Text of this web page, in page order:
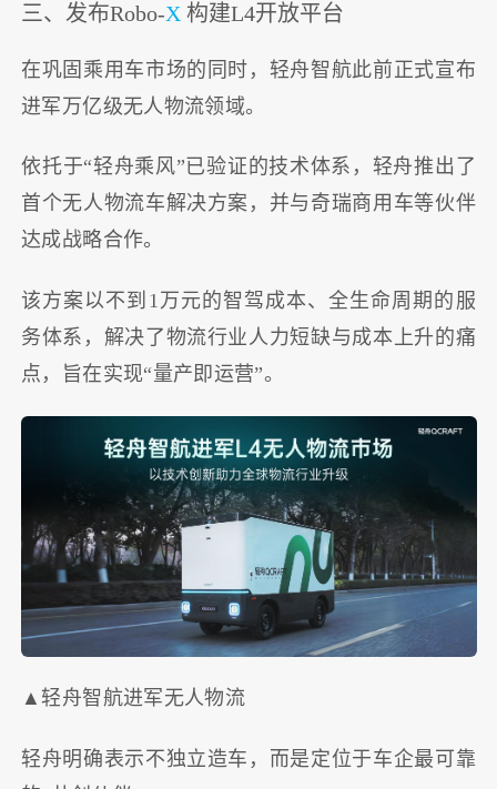
三、发布Robo-X 构建L4开放平台
在巩固乘用车市场的同时，轻舟智航此前正式宣布
进军万亿级无人物流领域。
依托于“轻舟乘风”已验证的技术体系，轻舟推出了
首个无人物流车解决方案，并与奇瑞商用车等伙伴
达成战略合作。
该方案以不到1万元的智驾成本、全生命周期的服
务体系，解决了物流行业人力短缺与成本上升的痛
点，旨在实现“量产即运营”。
▲轻舟智航进军无人物流
轻舟明确表示不独立造车，而是定位于车企最可靠